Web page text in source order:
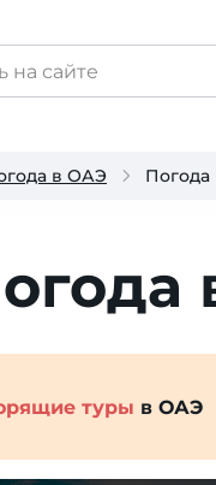
в ОАЭ
туры в ОАЭ